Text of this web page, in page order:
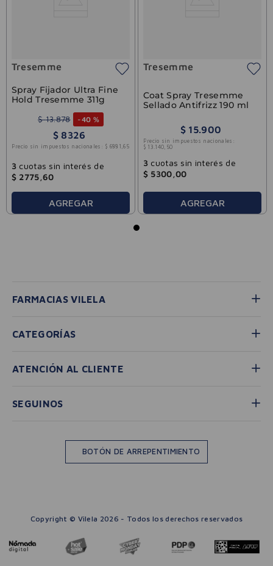
＋
Tresemme
Spray Fijador Ultra Fine
Hold Tresemme 311g
$ 13.878 -40 %
$ 8326
Precio sin impuestos nacionales: $ 6881 ,65
3cuotas sin interés de
$ 2775 60
AGREGAR
Tresemme
Coat Spray Tresemme
Sellado Antifrizz 190 ml
$ 15.900
Precio sin impuestos nacionales:
$ 13 140 50
3cuotas sin interés de
$ 5300 00
AGREGAR
FARMACIAS VILELA
CATEGORÍAS
ATENCIÓN AL CLIENTE
SEGUINOS
BOTÓN DE ARREPENTIMIENTO
Copyright © Vilela 2026 - Todos los derechos reservados